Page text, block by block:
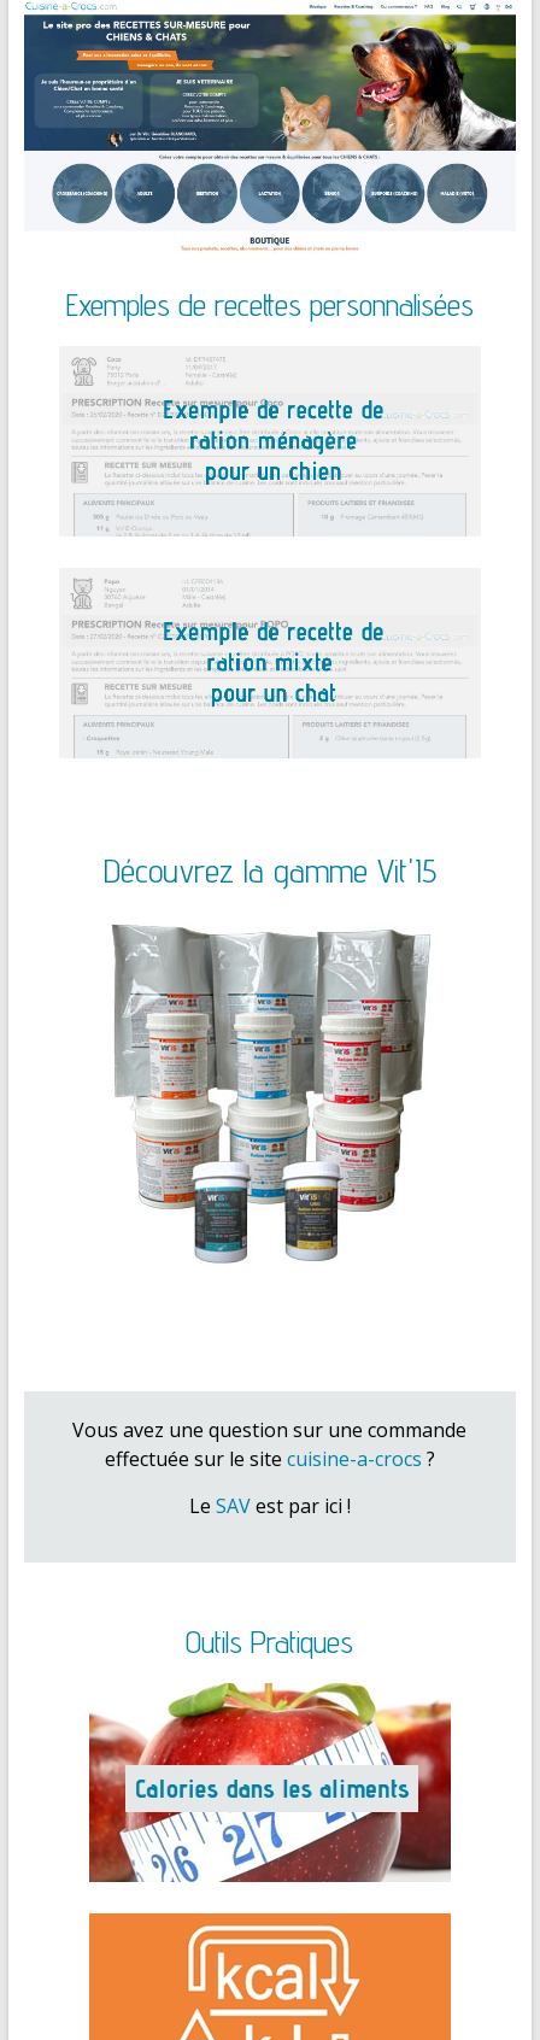
Exemples de recettes personnalisées
Découvrez la gamme Vit'I5
Vous avez une question sur une commande
effectuée sur le site cuisine-a-crocs ?
Le SAVest par ici !
Outils Pratiques